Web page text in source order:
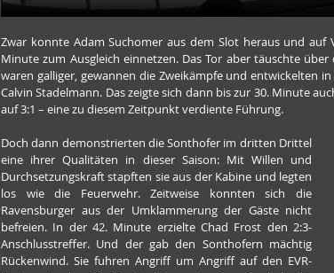
Zwar konnte Adam Suchomer aus dem Slot heraus und
Minute zum Ausgleich einnetzen. Das Tor aber täuschte
waren galliger, gewannen die Zweikämpfe und entwickelten
Calvin Stadelmann. Das zeigte sich dann bis zur 30. Minute
auf 3:1 – eine zu diesem Zeitpunkt verdiente Führung.
Doch dann demonstrierten die Sonthofer im dritten Drittel
eine ihrer Qualitäten in dieser Saison: Mit Willen und
Durchsetzungskraft stapften sie aus der Kabine und legten
los wie die Feuerwehr. Zeitweise konnten sich die
Ravensburger aus der Umklammerung der Gäste nicht
befreien. In der 42. Minute erzielte Chad Frost den 2:3-
Anschlusstreffer. Und der gab den Sonthofern mächtig
Rückenwind. Sie fuhren Angriff um Angriff auf den EVR-